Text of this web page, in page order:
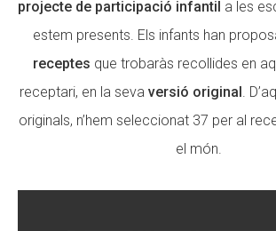
projecte de participació infantil a les
estem presents. Els infants han
receptes que trobaràs recollides en
receptari, en la seva versió original .
originals, n’hem seleccionat 37 per al
el món.